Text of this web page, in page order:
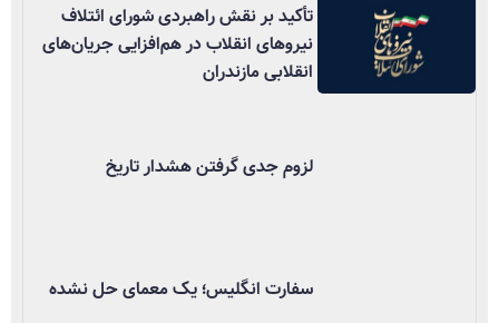
تأکید بر نقش راهبردی شورای ائتلاف
نیروهای انقلاب در هم‌افزایی جریان‌های
انقلابی مازندران
لزوم جدی گرفتن هشدار تاریخ
سفارت انگلیس؛ یک معمای حل نشده